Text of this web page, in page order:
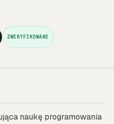
ZWERYFIKOWANE
naukę programowania